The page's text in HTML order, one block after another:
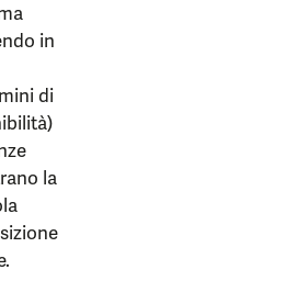
in
di
la